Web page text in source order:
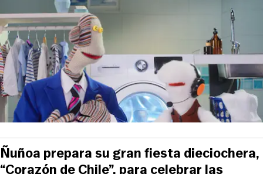
Ñuñoa prepara su gran fiesta dieciochera,
“Corazón de Chile”, para celebrar las